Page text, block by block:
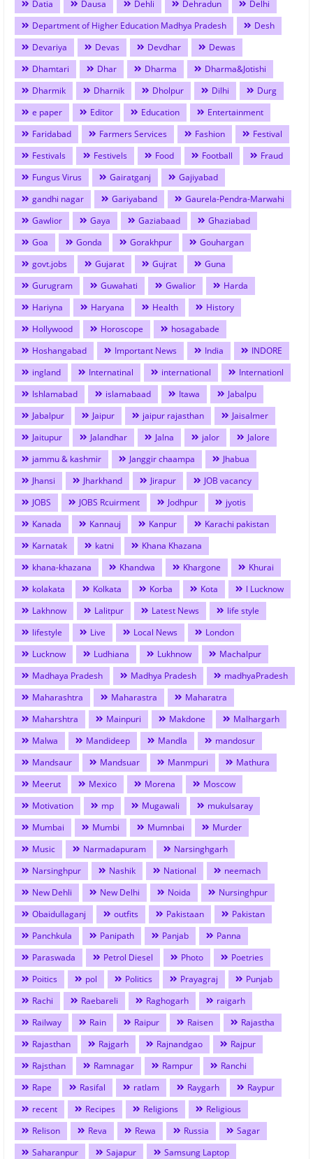
Datia Dausa Dehli Dehradun
Delhi
Department of Higher Education Madhya Pradesh
Desh
Devariya
Devas Devdhar
Dewas
Dhamtari
Dhar Dharma
Dharma&Jotishi
Dharmik
Dharnik Dholpur Dilhi
Durg
e paper
Editor Education
Entertainment
Faridabad
Farmers Services Fashion
Festival
Festivals
Festivels Food Football
Fraud
Fungus Virus
Gairatganj
Gajiyabad
gandhi nagar
Gariyaband
Gaurela-Pendra-Marwahi
Gawlior
Gaya Gaziabaad
Ghaziabad
Goa
Gonda Gorakhpur
Gouhargan
govt.jobs
Gujarat Gujrat
Guna
Gurugram
Guwahati Gwalior
Harda
Hariyna
Haryana Health
History
Hollywood
Horoscope
hosagabade
Hoshangabad
Important News India
INDORE
ingland
Internatinal international
Internationl
Ishlamabad
islamabaad Itawa
Jabalpu
Jabalpur
Jaipur jaipur rajasthan
Jaisalmer
Jaitupur
Jalandhar Jalna jalor
Jalore
jammu & kashmir
Janggir chaampa
Jhabua
Jhansi
Jharkhand Jirapur
JOB vacancy
JOBS
JOBS Rcuirment Jodhpur
jyotis
Kanada
Kannauj Kanpur
Karachi pakistan
Karnatak
katni
Khana Khazana
khana-khazana
Khandwa Khargone
Khurai
kolakata
Kolkata Korba Kota
l Lucknow
Lakhnow
Lalitpur Latest News
life style
lifestyle
Live Local News
London
Lucknow
Ludhiana Lukhnow
Machalpur
Madhaya Pradesh
Madhya Pradesh
madhyaPradesh
Maharashtra
Maharastra
Maharatra
Maharshtra
Mainpuri Makdone
Malhargarh
Malwa
Mandideep Mandla
mandosur
Mandsaur
Mandsuar Manmpuri
Mathura
Meerut
Mexico Morena
Moscow
Motivation
mp Mugawali
mukulsaray
Mumbai
Mumbi Mumnbai
Murder
Music
Narmadapuram
Narsinghgarh
Narsinghpur
Nashik National
neemach
New Dehli
New Delhi Noida
Nursinghpur
Obaidullaganj
outfits Pakistaan
Pakistan
Panchkula
Panipath Panjab
Panna
Paraswada
Petrol Diesel Photo
Poetries
Poitics
pol Politics Prayagraj
Punjab
Rachi
Raebareli Raghogarh
raigarh
Railway
Rain Raipur Raisen
Rajastha
Rajasthan
Rajgarh Rajnandgao
Rajpur
Rajsthan
Ramnagar Rampur
Ranchi
Rape
Rasifal ratlam Raygarh
Raypur
recent
Recipes Religions
Religious
Relison
Reva Rewa Russia
Sagar
Saharanpur
Sajapur
Samsung Laptop